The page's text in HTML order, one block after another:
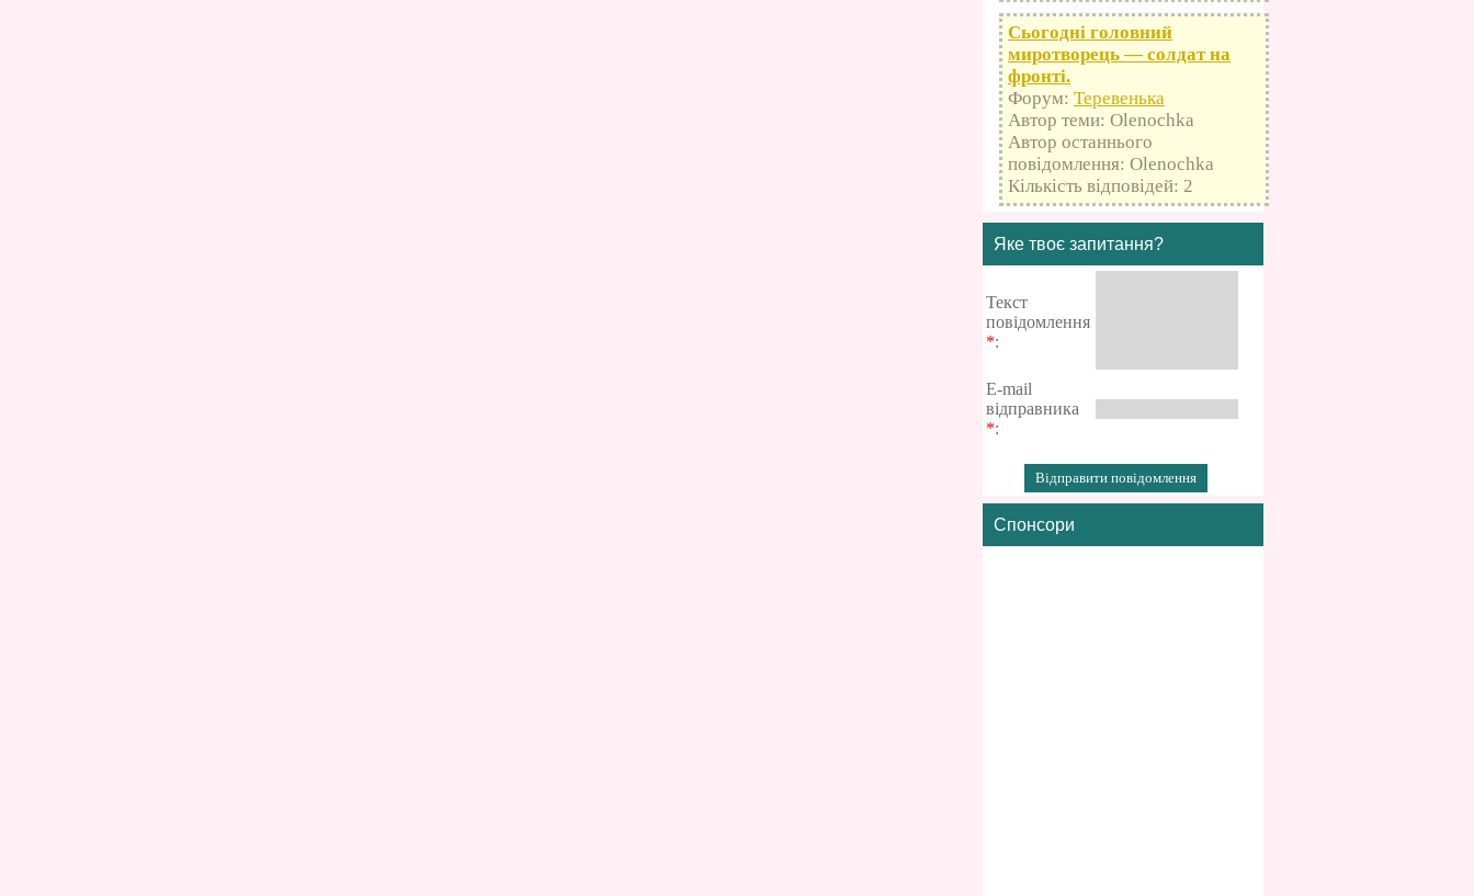
Сьогодні головний
миротворець — солдат на
фронті.
Форум: Теревенька
Автор теми: Olenochka
Автор останнього
повідомлення: Olenochka
Кількість відповідей: 2
Яке твоє запитання?
Текст
повідомлення
*:
E-mail
відправника
*:
Спонсори